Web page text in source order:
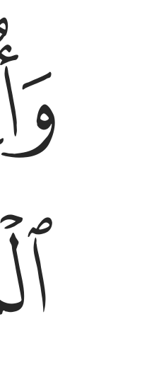
وامرت لان
وَأُمِرْتُ